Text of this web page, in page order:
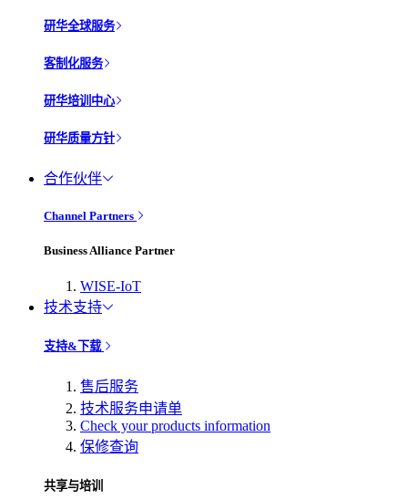
研华全球服务
客制化服务
研华培训中心
研华质量方针
合作伙伴
Channel Partners
Business Alliance Partner
WISE-IoT
技术支持
支持&下载
售后服务
技术服务申请单
Check your products information
保修查询
共享与培训